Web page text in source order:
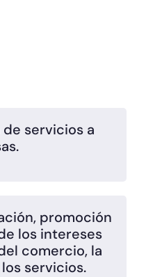
servicios a
promoción
los intereses
comercio, la
servicios.